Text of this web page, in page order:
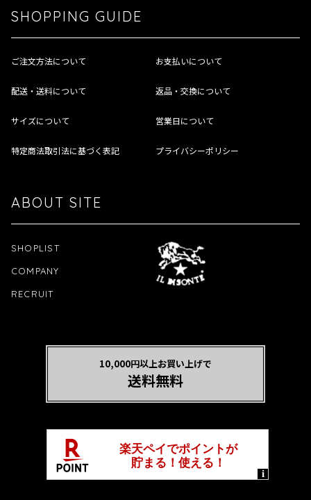
SHOPPING GUIDE
ご注文方法について お支払いについて
配送・送料について 返品・交換について
サイズについて 営業日について
特定商法取引法に基づく表記 プライバシーポリシー
ABOUT SITE
SHOPLIST
COMPANY
RECRUIT
10,000円以上お買い上げで
送料無料